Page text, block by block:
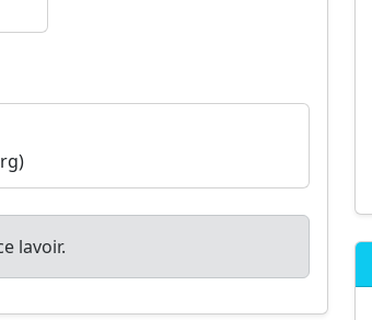
lavoir.